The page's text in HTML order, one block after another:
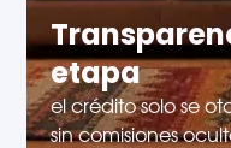
etapa
el crédito solo se
sin comisiones